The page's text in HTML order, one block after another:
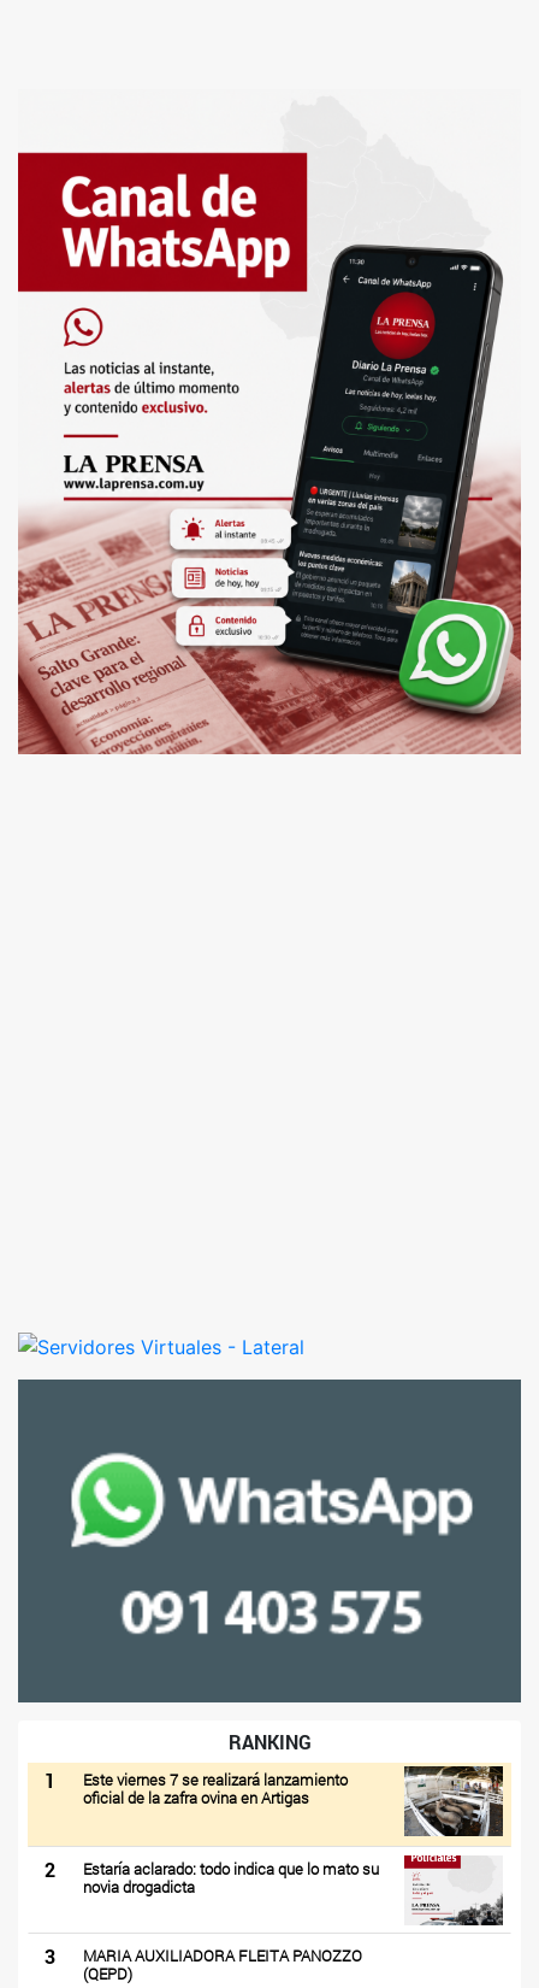
RANKING
1
Este viernes 7 se realizará lanzamiento
oficial de la zafra ovina en Artigas
2
Estaría aclarado: todo indica que lo mato su
novia drogadicta
3
MARIA AUXILIADORA FLEITA PANOZZO
(QEPD)